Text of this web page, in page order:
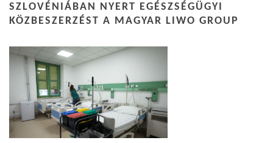
SZLOVÉNIÁBAN NYERT EGÉSZSÉGÜGYI
KÖZBESZERZÉST A MAGYAR LIWO GROUP